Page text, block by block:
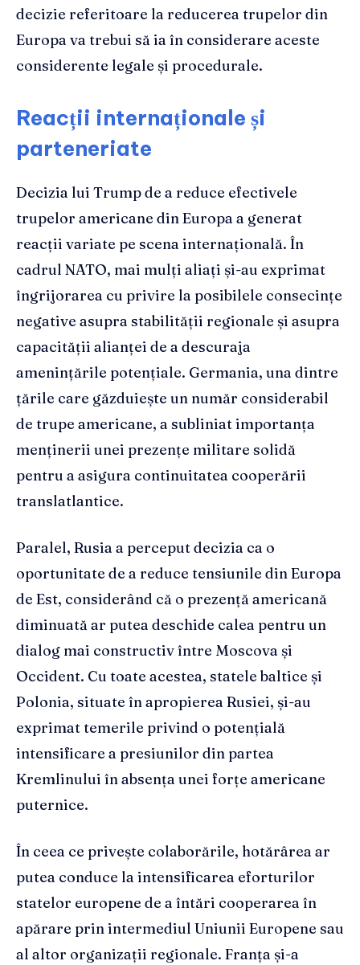
decizie referitoare la reducerea trupelor din
Europa va trebui să ia în considerare aceste
considerente legale și procedurale.
Reacții internaționale și
parteneriate
Decizia lui Trump de a reduce efectivele
trupelor americane din Europa a generat
reacții variate pe scena internațională. În
cadrul NATO, mai mulți aliați și-au exprimat
îngrijorarea cu privire la posibilele consecințe
negative asupra stabilității regionale și asupra
capacității alianței de a descuraja
amenințările potențiale. Germania, una dintre
țările care găzduiește un număr considerabil
de trupe americane, a subliniat importanța
menținerii unei prezențe militare solidă
pentru a asigura continuitatea cooperării
translatlantice.
Paralel, Rusia a perceput decizia ca o
oportunitate de a reduce tensiunile din Europa
de Est, considerând că o prezență americană
diminuată ar putea deschide calea pentru un
dialog mai constructiv între Moscova și
Occident. Cu toate acestea, statele baltice și
Polonia, situate în apropierea Rusiei, și-au
exprimat temerile privind o potențială
intensificare a presiunilor din partea
Kremlinului în absența unei forțe americane
puternice.
În ceea ce privește colaborările, hotărârea ar
putea conduce la intensificarea eforturilor
statelor europene de a întări cooperarea în
apărare prin intermediul Uniunii Europene sau
al altor organizații regionale. Franța și-a